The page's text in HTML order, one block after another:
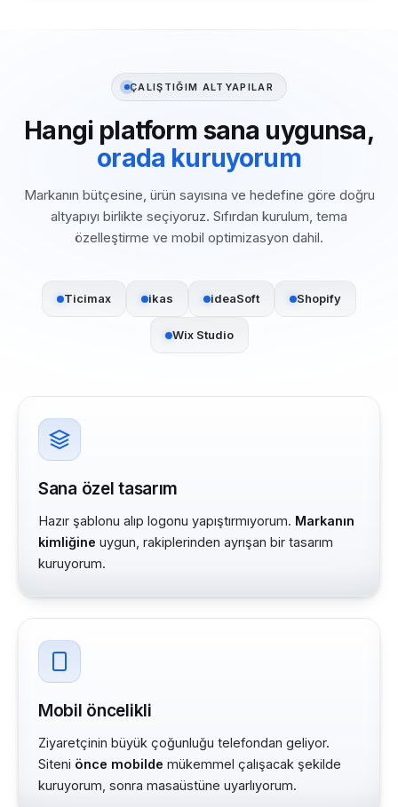
ÇALIŞTIĞIM ALTYAPILAR
Hangi platform sana uygunsa,
orada kuruyorum
Markanın bütçesine, ürün sayısına ve hedefine göre doğru
altyapıyı birlikte seçiyoruz. Sıfırdan kurulum, tema
özelleştirme ve mobil optimizasyon dahil.
Ticimax ikas ideaSoft Shopify
Wix Studio
Sana özel tasarım
Hazır şablonu alıp logonu yapıştırmıyorum. Markanın
kimliğine uygun, rakiplerinden ayrışan bir tasarım
kuruyorum.
Mobil öncelikli
Ziyaretçinin büyük çoğunluğu telefondan geliyor.
Siteni önce mobilde mükemmel çalışacak şekilde
kuruyorum, sonra masaüstüne uyarlıyorum.